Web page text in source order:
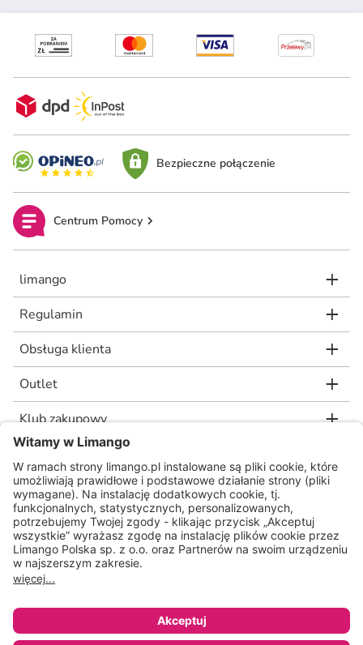
Bezpieczne połączenie
Centrum Pomocy
limango
Regulamin
Obsługa klienta
Outlet
Klub zakupowy
limango.de limango.nl